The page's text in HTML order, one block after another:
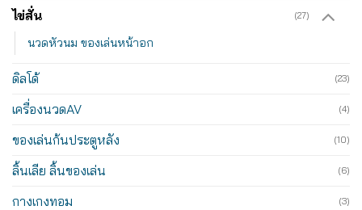
ไข่สั่น (27)
นวดหัวนม ของเล่นหน้าอก
ดิลโด้ (23)
เครื่องนวดAV (4)
ของเล่นก้นประตูหลัง (10)
ลิ้นเลีย ลิ้นของเล่น (6)
กางเกงทอม (3)